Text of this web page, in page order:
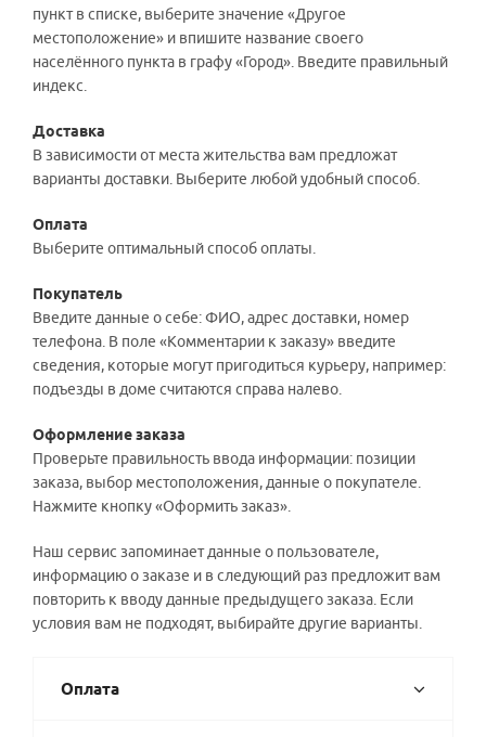
пункт в списке, выберите значение «Другое
местоположение» и впишите название своего
населённого пункта в графу «Город». Введите правильный
индекс.
Доставка
В зависимости от места жительства вам предложат
варианты доставки. Выберите любой удобный способ.
Оплата
Выберите оптимальный способ оплаты.
Покупатель
Введите данные о себе: ФИО, адрес доставки, номер
телефона. В поле «Комментарии к заказу» введите
сведения, которые могут пригодиться курьеру, например:
подъезды в доме считаются справа налево.
Оформление заказа
Проверьте правильность ввода информации: позиции
заказа, выбор местоположения, данные о покупателе.
Нажмите кнопку «Оформить заказ».
Наш сервис запоминает данные о пользователе,
информацию о заказе и в следующий раз предложит вам
повторить к вводу данные предыдущего заказа. Если
условия вам не подходят, выбирайте другие варианты.
Оплата